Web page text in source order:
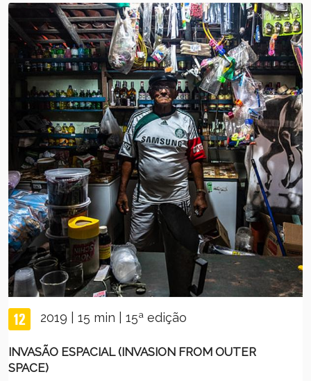
2019 | 15 min | 15ª edição
INVASÃO ESPACIAL (INVASION FROM OUTER
SPACE)